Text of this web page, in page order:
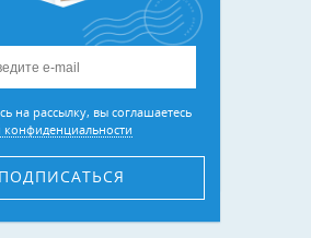
на рассылку, вы соглашаетесь
конфиденциальности
ПОДПИСАТЬСЯ